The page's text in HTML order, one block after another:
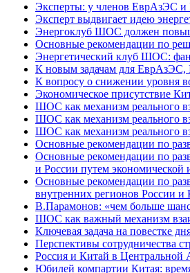
Эксперты: у членов ЕврАзЭС
Эксперт выдвигает идею
Энергоклуб ШОС должен
Основные рекомендации по
Энергетический клуб ШОС:
К новым задачам для ЕврАзЭС,
К вопросу о снижении уровня
Экономическое присутствие
ШОС как механизм реального
ШОС как механизм реального
ШОС как механизм реального
Основные рекомендации по
Основные рекомендации по
и России путем
Основные рекомендации по
внутренних регионов России
В.Парамонов: «чем больше
ШОС как важный механизм
Ключевая задача на повестке
Перспективы сотрудничества
Россия и Китай в Центральной
Юбилей компартии Китая: